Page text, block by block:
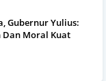
Gubernur Yulius:
Dan Moral Kuat